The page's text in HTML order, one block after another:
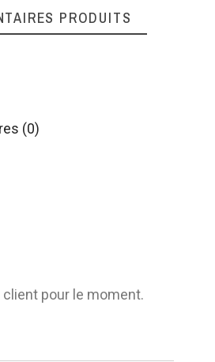
PRODUITS
(0)
client pour le moment.